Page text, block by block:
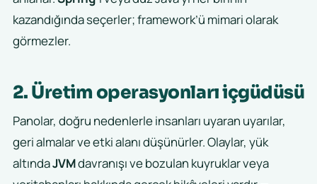
kazandığında seçerler; framework’ü mimari olarak
görmezler.
2. Üretim operasyonları içgüdüsü
Panolar, doğru nedenlerle insanları uyaran uyarılar,
geri almalar ve etki alanı düşünürler. Olaylar, yük
altındaJVMdavranışı ve bozulan kuyruklar veya